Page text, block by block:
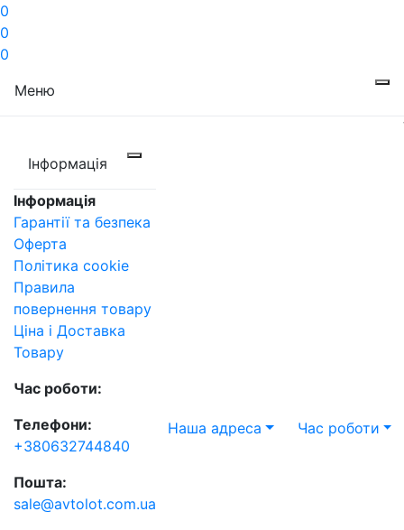
0
0
0
Меню
Інформація
Інформація
Гарантії та безпека
Оферта
Політика cookie
Правила
повернення товару
Ціна і Доставка
Товару
Час роботи:
Телефони:
+380632744840
Пошта:
sale@avtolot.com.ua
Наша адреса Час роботи